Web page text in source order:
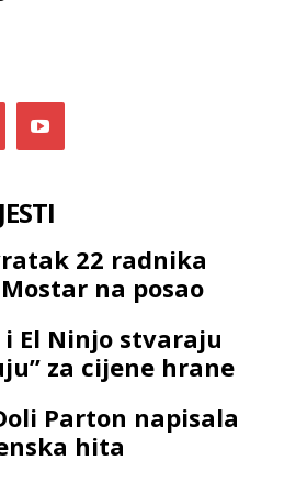
22 radnika
na posao
El Ninjo stvaraju
za cijene hrane
Parton napisala
hita